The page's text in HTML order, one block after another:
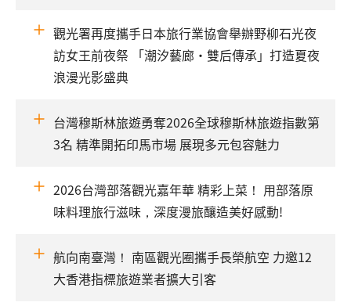
觀光署再度攜手日本旅行業協會舉辦野柳石光夜
訪女王前夜祭 「潮汐藝廊·雙后傳承」打造夏夜
浪漫光影盛典
台灣穆斯林旅遊勇奪2026全球穆斯林旅遊指數第
3名 精準開拓印馬市場 展現多元包容魅力
2026台灣部落觀光嘉年華 精彩上菜！ 用部落原
味料理旅行滋味，深度漫旅釀造美好感動!
航向南臺灣！ 南區觀光圈攜手長榮航空 力邀12
大香港指標旅遊業者擴大引客